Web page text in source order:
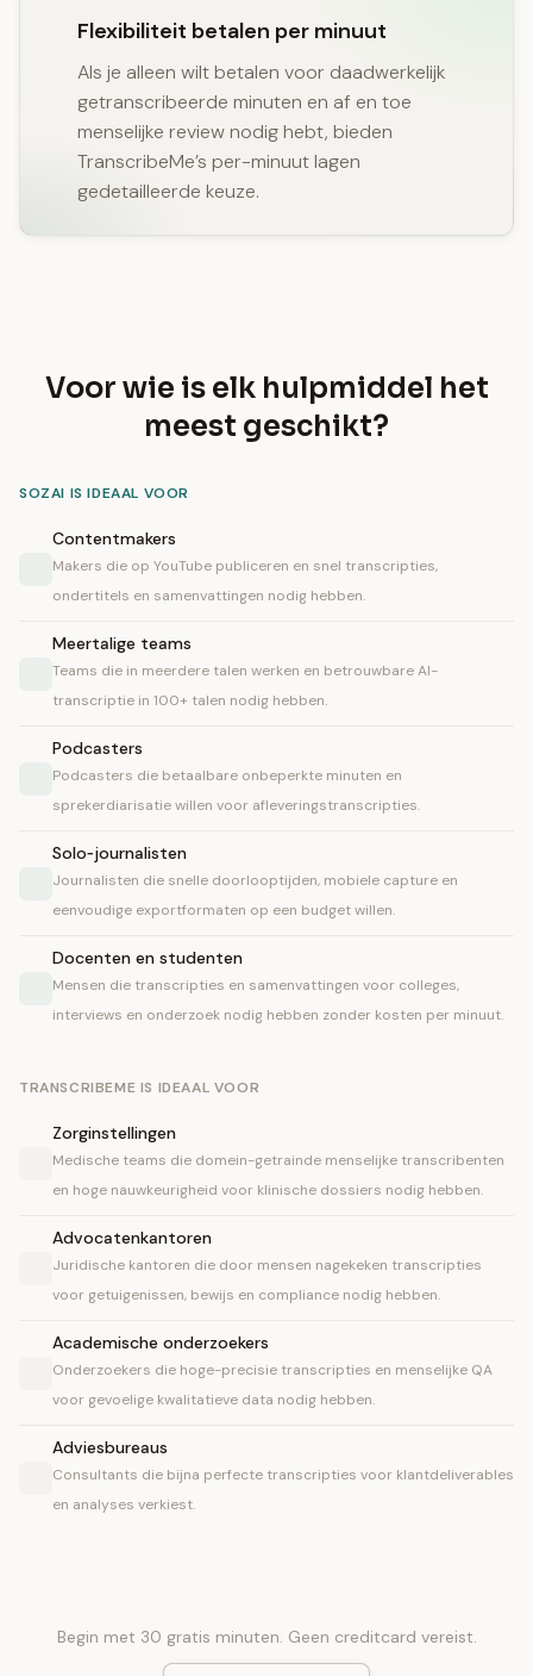
Flexibiliteit betalen per minuut
Als je alleen wilt betalen voor daadwerkelijk
getranscribeerde minuten en af en toe
menselijke review nodig hebt, bieden
TranscribeMe’s per-minuut lagen
gedetailleerde keuze.
Voor wie is elk hulpmiddel het
meest geschikt?
SOZAI IS IDEAAL VOOR
Contentmakers
Makers die op YouTube publiceren en snel transcripties,
ondertitels en samenvattingen nodig hebben.
Meertalige teams
Teams die in meerdere talen werken en betrouwbare AI-
transcriptie in 100+ talen nodig hebben.
Podcasters
Podcasters die betaalbare onbeperkte minuten en
sprekerdiarisatie willen voor afleveringstranscripties.
Solo‑journalisten
Journalisten die snelle doorlooptijden, mobiele capture en
eenvoudige exportformaten op een budget willen.
Docenten en studenten
Mensen die transcripties en samenvattingen voor colleges,
interviews en onderzoek nodig hebben zonder kosten per minuut.
TRANSCRIBEME IS IDEAAL VOOR
Zorginstellingen
Medische teams die domein-getrainde menselijke transcribenten
en hoge nauwkeurigheid voor klinische dossiers nodig hebben.
Advocatenkantoren
Juridische kantoren die door mensen nagekeken transcripties
voor getuigenissen, bewijs en compliance nodig hebben.
Academische onderzoekers
Onderzoekers die hoge-precisie transcripties en menselijke QA
voor gevoelige kwalitatieve data nodig hebben.
Adviesbureaus
Consultants die bijna perfecte transcripties voor klantdeliverables
en analyses verkiest.
Begin met 30 gratis minuten. Geen creditcard vereist.